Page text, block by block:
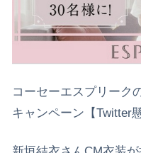
コーセーエスプリーク
キャンペーン【Twitter